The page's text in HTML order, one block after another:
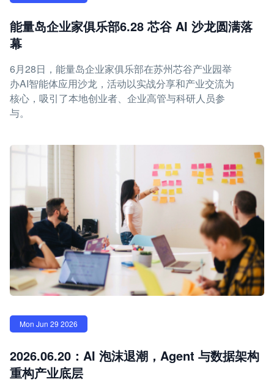
能量岛企业家俱乐部6.28 芯谷 AI 沙龙圆满落
幕
6月28日，能量岛企业家俱乐部在苏州芯谷产业园举
办AI智能体应用沙龙，活动以实战分享和产业交流为
核心，吸引了本地创业者、企业高管与科研人员参
与。
Mon Jun 29 2026
2026.06.20：AI 泡沫退潮，Agent 与数据架构
重构产业底层